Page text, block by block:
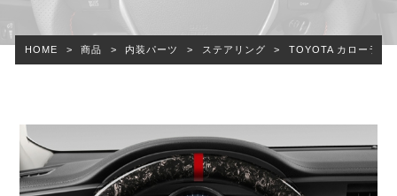
HOME > 商品 > 内装パーツ > ステアリング > TOYOTA カローラ